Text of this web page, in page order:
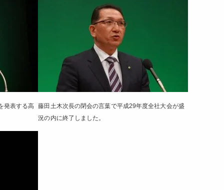
発表する高 藤田土木次長の閉会の言葉で平成29年度全社大会が盛
況の内に終了しました。